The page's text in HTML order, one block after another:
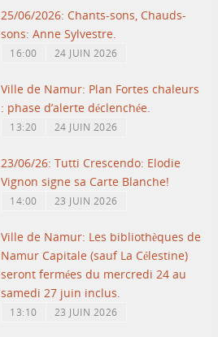
25/06/2026: Chants-sons, Chauds-
sons: Anne Sylvestre.
16:00 24 JUIN 2026
Ville de Namur: Plan Fortes chaleurs
: phase d’alerte déclenchée.
13:20 24 JUIN 2026
23/06/26: Tutti Crescendo: Elodie
Vignon signe sa Carte Blanche!
14:00 23 JUIN 2026
Ville de Namur: Les bibliothèques de
Namur Capitale (sauf La Célestine)
seront fermées du mercredi 24 au
samedi 27 juin inclus.
13:10 23 JUIN 2026